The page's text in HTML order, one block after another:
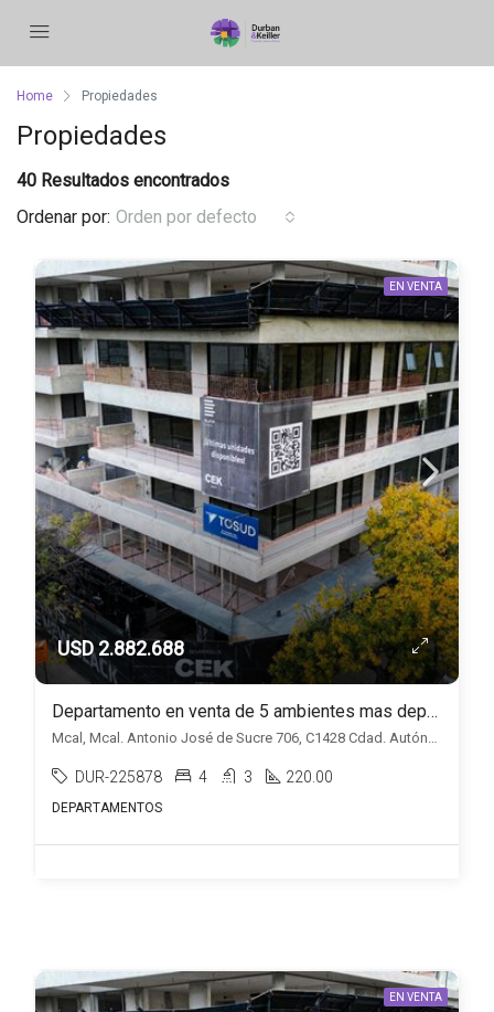
Home Propiedades
Propiedades
40 Resultados encontrados
Ordenar por: Orden por defecto
EN VENTA
USD 2.882.688
Departamento en venta de 5 ambientes mas dependencia en Belgrano
Mcal, Mcal. Antonio José de Sucre 706, C1428 Cdad. Autónoma de Buenos Aires Duplicado, Belgrano, Capital Federal
DUR-225878 4 3 220.00
DEPARTAMENTOS
EN VENTA